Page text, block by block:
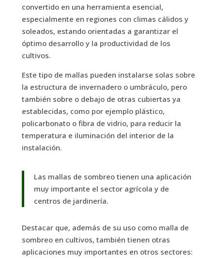
convertido en una herramienta esencial,
especialmente en regiones con climas cálidos y
soleados, estando orientadas a garantizar el
óptimo desarrollo y la productividad de los
cultivos.
Este tipo de mallas pueden instalarse solas sobre
la estructura de invernadero o umbráculo, pero
también sobre o debajo de otras cubiertas ya
establecidas, como por ejemplo plástico,
policarbonato o fibra de vidrio, para reducir la
temperatura e iluminación del interior de la
instalación.
Las mallas de sombreo tienen una aplicación
muy importante el sector agrícola y de
centros de jardinería.
Destacar que, además de su uso como malla de
sombreo en cultivos, también tienen otras
aplicaciones muy importantes en otros sectores: